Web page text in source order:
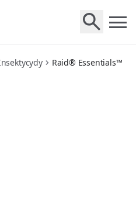
komarom
Raid® Essentials™